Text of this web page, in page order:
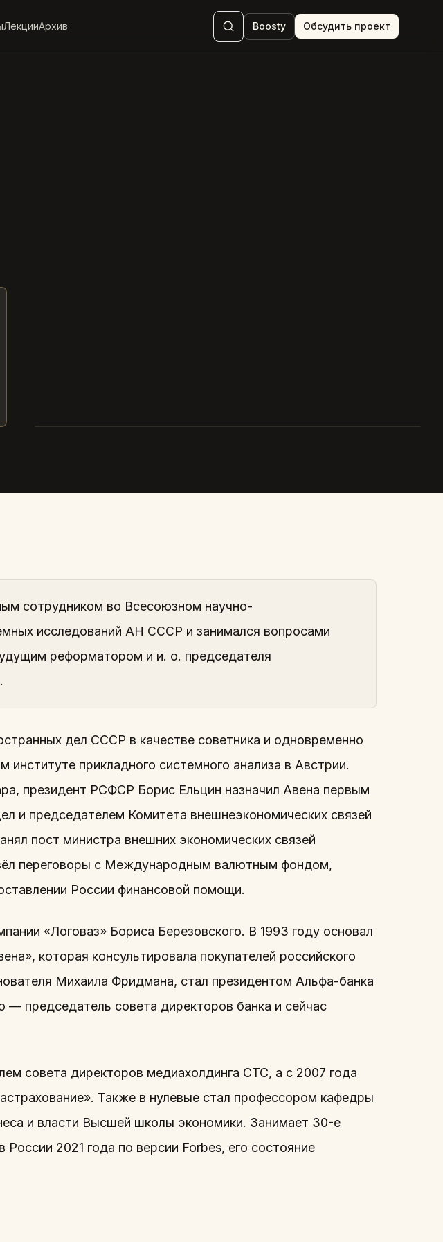
ЛекцииАрхив Boosty Обсудить проект
сотрудником во Всесоюзном научно-
исследований АН СССР и занимался вопросами
реформатором и и. о. председателя
дел СССР в качестве советника и одновременно
прикладного системного анализа в Австрии.
президент РСФСР Борис Ельцин назначил Авена первым
и председателем Комитета внешнеэкономических связей
пост министра внешних экономических связей
переговоры с Международным валютным фондом,
России финансовой помощи.
«Логоваз» Бориса Березовского. В 1993 году основал
которая консультировала покупателей российского
Михаила Фридмана, стал президентом Альфа-банка
— председатель совета директоров банка и сейчас
совета директоров медиахолдинга СТС, а с 2007 года
Также в нулевые стал профессором кафедры
и власти Высшей школы экономики. Занимает 30-е
2021 года по версии Forbes, его состояние